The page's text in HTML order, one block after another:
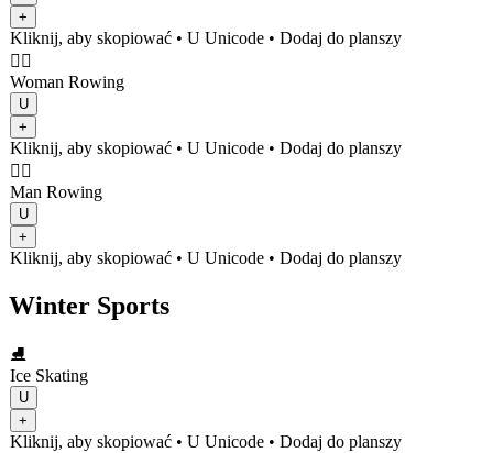
+
Kliknij, aby skopiować • U Unicode • Dodaj do planszy
🚣‍♀️
Woman Rowing
U
+
Kliknij, aby skopiować • U Unicode • Dodaj do planszy
🚣‍♂️
Man Rowing
U
+
Kliknij, aby skopiować • U Unicode • Dodaj do planszy
Winter Sports
⛸️
Ice Skating
U
+
Kliknij, aby skopiować • U Unicode • Dodaj do planszy